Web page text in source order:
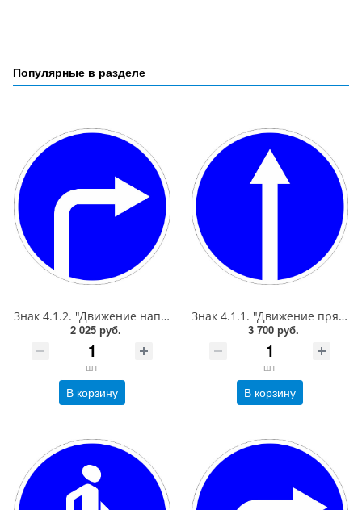
Популярные в разделе
Знак 4.1.2. "Движение направо",D=700, Тип А Коммерческая (3 года),металл 0.8 мм
2 025 руб.
шт
В корзину
Знак 4.1.1. "Движение прямо",D=900, Тип А Коммерческая (3 года),металл 0.8 мм
3 700 руб.
шт
В корзину